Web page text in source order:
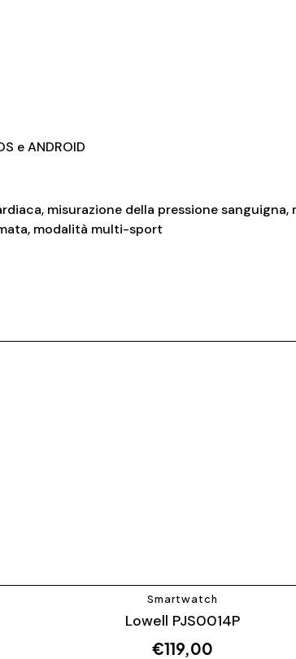
e ANDROID
misurazione della pressione
modalità multi-sport
Smartwatch
Lowell PJS0014P
€119,00